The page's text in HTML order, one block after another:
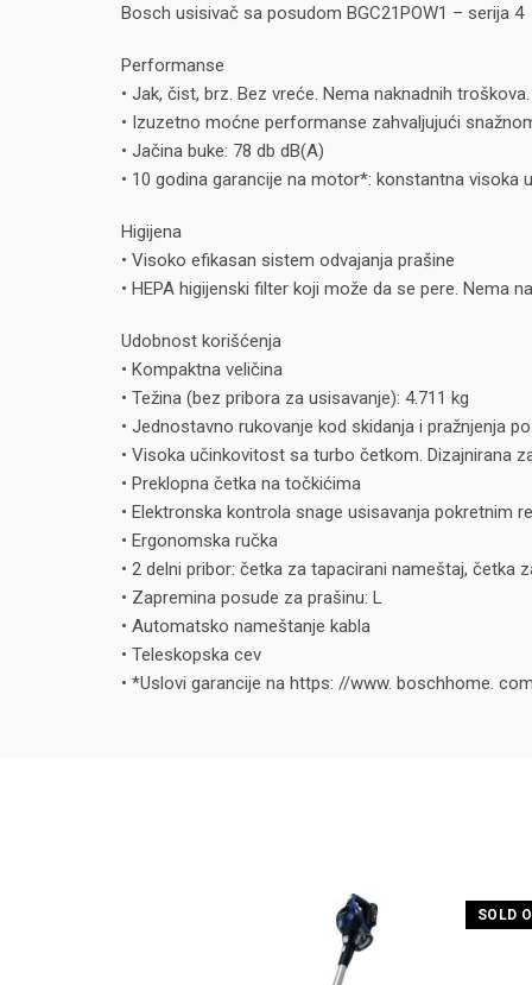
Bosch usisivač sa posudom BGC21POW1 – serija 4
Performanse
• Jak, čist, brz. Bez vreće. Nema naknadnih troškova.
• Izuzetno moćne performanse zahvaljujući
• Jačina buke: 78 db dB(A)
• 10 godina garancije na motor*: konstantna
Higijena
• Visoko efikasan sistem odvajanja prašine
• HEPA higijenski filter koji može da se pere. Nema
Udobnost korišćenja
• Kompaktna veličina
• Težina (bez pribora za usisavanje): 4.711 kg
• Jednostavno rukovanje kod skidanja i pražnjenja
• Visoka učinkovitost sa turbo četkom. Dizajnirana
• Preklopna četka na točkićima
• Elektronska kontrola snage usisavanja pokretnim
• Ergonomska ručka
• 2 delni pribor: četka za tapacirani nameštaj, četka
• Zapremina posude za prašinu: L
• Automatsko nameštanje kabla
• Teleskopska cev
• *Uslovi garancije na https: //www. boschhome.
SOLD